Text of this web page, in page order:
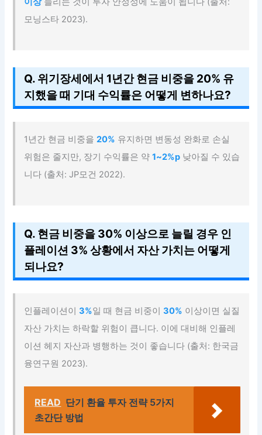
모닝스타 2023).
Q. 위기장세에서 1년간 현금 비중을 20% 유
지했을 때 기대 수익률은 어떻게 변하나요?
1년간 현금 비중을20% 유지하면 변동성 완화로 손실
위험은 줄지만, 장기 수익률은 약1~2%p 낮아질 수 있습
니다 (출처: JP모건 2022).
Q. 현금 비중을 30% 이상으로 늘릴 경우 인
플레이션 3% 상황에서 자산 가치는 어떻게
되나요?
인플레이션이3%일 때 현금 비중이30% 이상이면 실질
자산 가치는 하락할 위험이 큽니다. 이에 대비해 인플레
이션 헤지 자산과 병행하는 것이 좋습니다 (출처: 한국금
융연구원 2023).
READ 단기 환율 투자 전략 5가지
초간단 방법